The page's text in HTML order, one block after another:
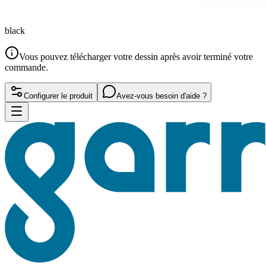
black
Vous pouvez télécharger votre dessin après avoir terminé votre
commande.
Configurer le produit Avez-vous besoin d'aide ?